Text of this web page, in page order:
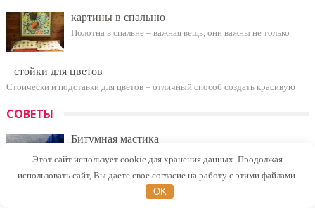
картины в спальню
Полотна в спальне – важная вещь, они важны не только
стойки для цветов
Стоически и подставки для цветов – отличный способ создать красивую
СОВЕТЫ
Битумная мастика
Битумная мастика – это материал, широко используемый в
База для оконного проема
Этот сайт использует cookie для хранения данных. Продолжая
использовать сайт, Вы даете свое согласие на работу с этими файлами.
OK